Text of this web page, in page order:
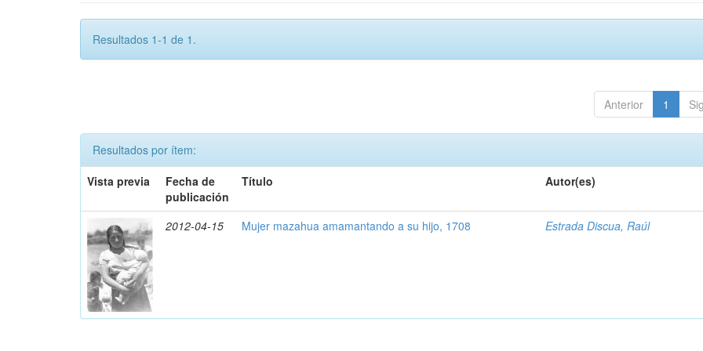
Resultados 1-1 de 1.
Anterior 1
Resultados por ítem:
Vista previa
Fecha de
publicación
Título Autor(es)
2012-04-15 Mujer mazahua amamantando a su hijo, 1708 Estrada Discua, Raúl